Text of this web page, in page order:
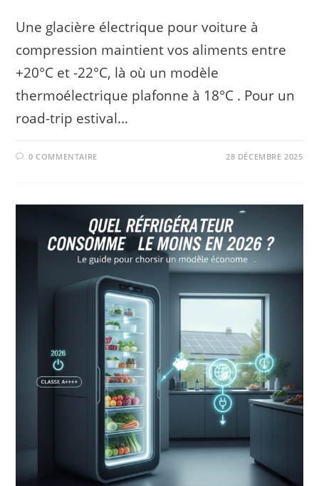
Une glacière électrique pour voiture à
compression maintient vos aliments entre
+20°C et -22°C, là où un modèle
thermoélectrique plafonne à 18°C . Pour un
road-trip estival…
0 COMMENTAIRE 28 DÉCEMBRE 2025